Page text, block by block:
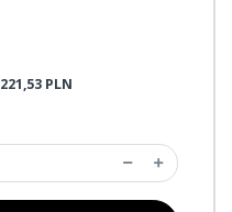
221,53 PLN